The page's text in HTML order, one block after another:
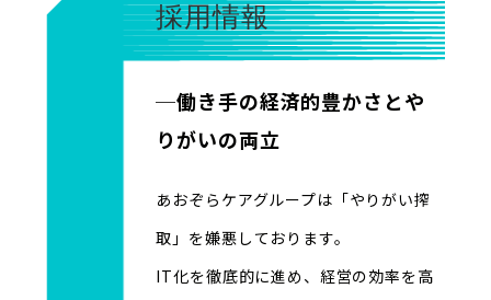
採用情報
─働き手の経済的豊かさとや
りがいの両立
あおぞらケアグループは「やりがい搾
取」を嫌悪しております。
IT化を徹底的に進め、経営の効率を高